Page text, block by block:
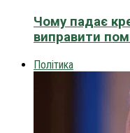
Чому падає
виправити
Політика